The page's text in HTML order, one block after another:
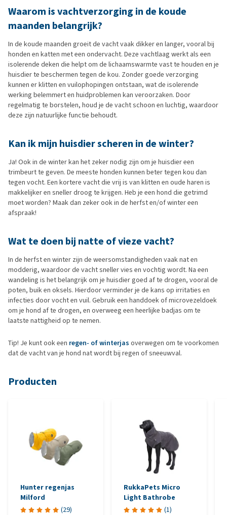
Waarom is vachtverzorging in de koude
maanden belangrijk?
In de koude maanden groeit de vacht vaak dikker en langer, vooral bij
honden en katten met een ondervacht. Deze vachtlaag werkt als een
isolerende deken die helpt om de lichaamswarmte vast te houden en je
huisdier te beschermen tegen de kou. Zonder goede verzorging
kunnen er klitten en vuilophopingen ontstaan, wat de isolerende
werking belemmert en huidproblemen kan veroorzaken. Door
regelmatig te borstelen, houd je de vacht schoon en luchtig, waardoor
deze zijn natuurlijke functie behoudt.
Kan ik mijn huisdier scheren in de winter?
Ja! Ook in de winter kan het zeker nodig zijn om je huisdier een
trimbeurt te geven. De meeste honden kunnen beter tegen kou dan
tegen vocht. Een kortere vacht die vrij is van klitten en oude haren is
makkelijker en sneller droog te krijgen. Heb je een hond die getrimd
moet worden? Maak dan zeker ook in de herfst en/of winter een
afspraak!
Wat te doen bij natte of vieze vacht?
In de herfst en winter zijn de weersomstandigheden vaak nat en
modderig, waardoor de vacht sneller vies en vochtig wordt. Na een
wandeling is het belangrijk om je huisdier goed af te drogen, vooral de
poten, buik en oksels. Hierdoor verminder je de kans op irritaties en
infecties door vocht en vuil. Gebruik een handdoek of microvezeldoek
om je hond af te drogen, en overweeg een heerlijke badjas om te
laatste nattigheid op te nemen.
Tip! Je kunt ook een regen- of winterjas overwegen om te voorkomen
dat de vacht van je hond nat wordt bij regen of sneeuwval.
Producten
Hunter regenjas
Milford
(29)
RukkaPets Micro
Light Bathrobe
(1)